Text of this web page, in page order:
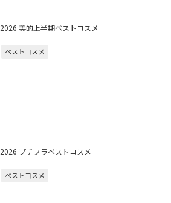
2026 美的上半期ベストコスメ
ベストコスメ
2026 プチプラベストコスメ
ベストコスメ